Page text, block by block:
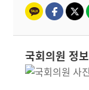
국회의원 정보